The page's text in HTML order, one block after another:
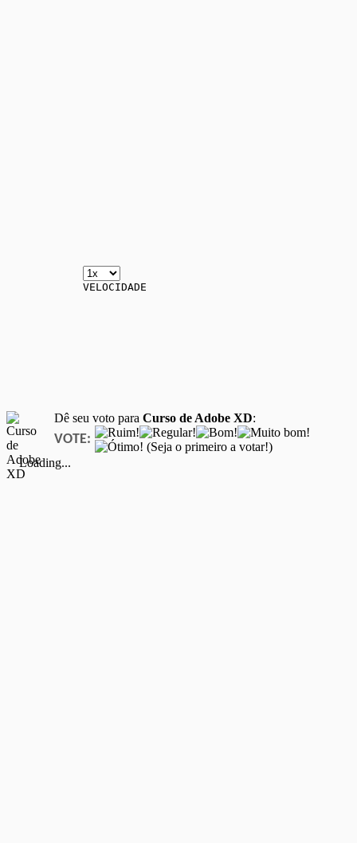
VELOCIDADE
Dê seu voto para Curso de Adobe XD:
VOTE:
(Seja o primeiro a votar!)
Loading...